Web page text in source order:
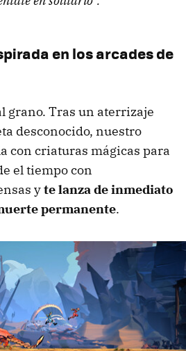
en los arcades de
grano. Tras un aterrizaje
desconocido, nuestro
con criaturas mágicas para
el tiempo con
yte lanza de inmediato
permanente.